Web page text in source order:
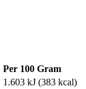
Per 100 Gram
1.603 kJ (383 kcal)